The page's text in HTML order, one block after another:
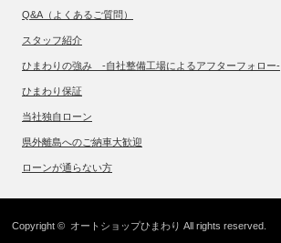
Q&A（よくあるご質問）
スタッフ紹介
ひまわりの強み -自社整備工場によるアフターフォロー-
ひまわり保証
当社独自ローン
県外離島へのご納車大歓迎
ローンが通らない方
Copyright © オートショップひまわり All rights reserved.